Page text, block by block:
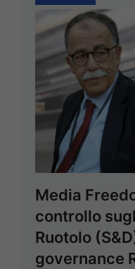
Media
controllo
Ruotolo
governance